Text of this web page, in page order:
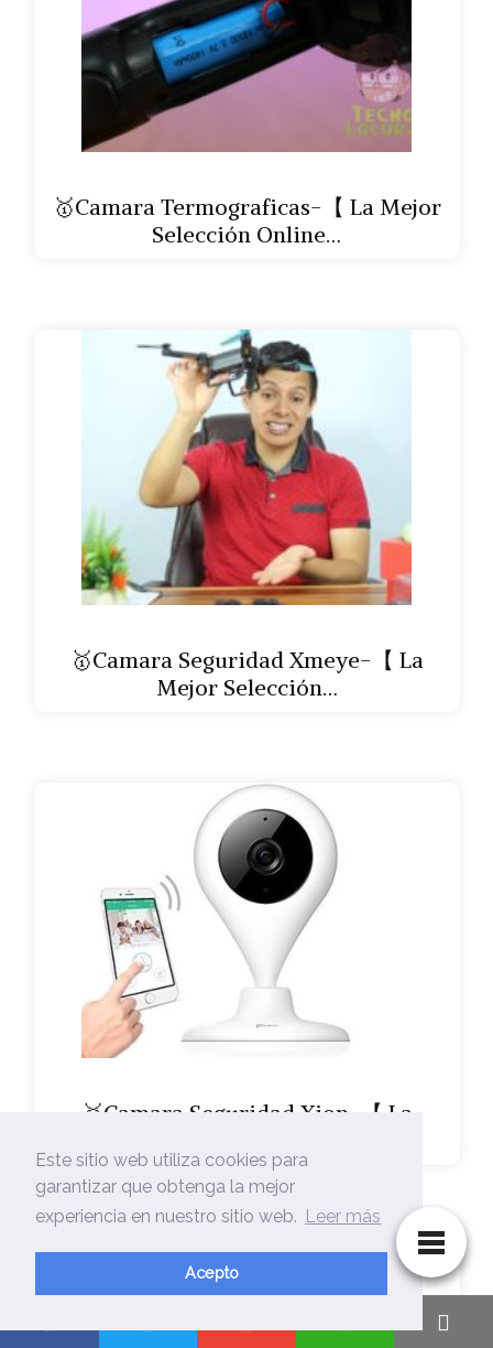
🥇Camara Termograficas-【 La Mejor
Selección Online…
🥇Camara Seguridad Xmeye-【 La
Mejor Selección…
🥇Camara Seguridad Xion-【 La
Este sitio web utiliza cookies para
garantizar que obtenga la mejor
experiencia en nuestro sitio web. Leer más
Acepto